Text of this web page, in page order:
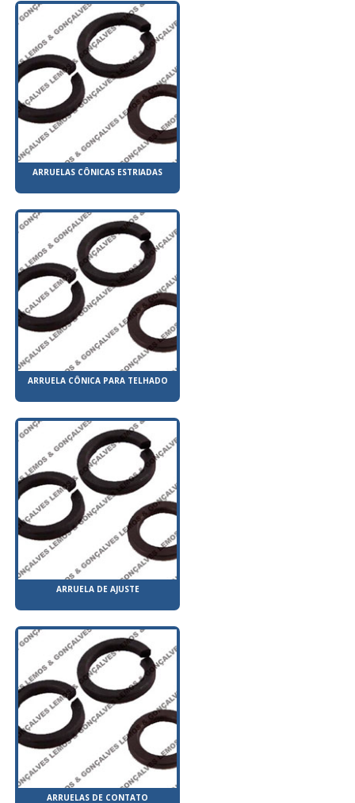
ARRUELAS CÔNICAS ESTRIADAS
ARRUELA CÔNICA PARA TELHADO
ARRUELA DE AJUSTE
ARRUELAS DE CONTATO